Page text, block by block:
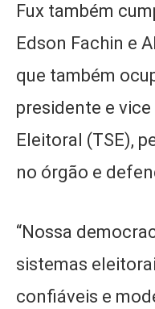
Fux também
Edson Fachin e
que também
presidente e
Eleitoral (TSE),
no órgão e
“Nossa
sistemas
confiáveis e